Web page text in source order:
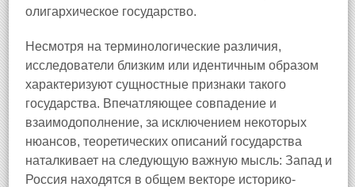
олигархическое государство.
Несмотря на терминологические различия,
исследователи близким или идентичным образом
характеризуют сущностные признаки такого
государства. Впечатляющее совпадение и
взаимодополнение, за исключением некоторых
нюансов, теоретических описаний государства
наталкивает на следующую важную мысль: Запад и
Россия находятся в общем векторе историко-